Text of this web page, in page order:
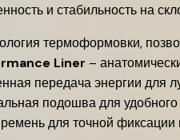
и стабильность на
термоформовки,
Liner –
передача энергии для
подошва для
для точной фиксации